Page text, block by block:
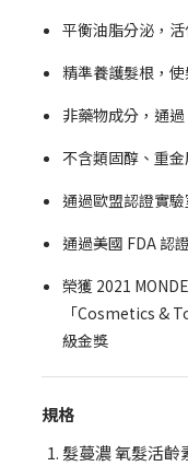
平衡油脂分泌，
精準養護髮根，
非藥物成分，通過
不含類固醇、重
通過歐盟認證實
通過美國 FDA 認
榮獲 2021
「Cosmetics &
級金獎
規格
髮蔓濃 氧髮活